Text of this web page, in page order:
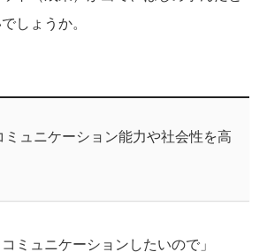
しょうか。
ミュニケーション能力や社会性を高
ミュニケーションしたいので」